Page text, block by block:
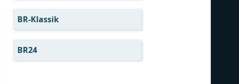
BR-Klassik
BR24